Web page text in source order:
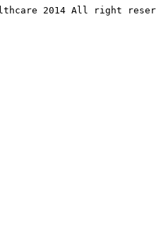
2014 All right